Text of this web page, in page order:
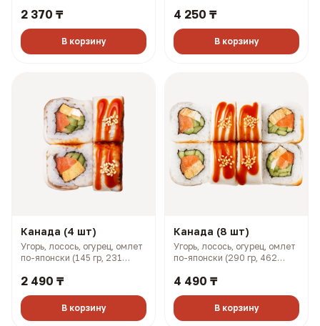
2 370 ₸
В корзину
4 250 ₸
В корзину
Канада (4 шт)
Угорь, лосось, огурец, омлет
по-японски (145 гр, 231
2 490 ₸
В корзину
Канада (8 шт)
Угорь, лосось, огурец, омлет
по-японски (290 гр, 462
4 490 ₸
В корзину